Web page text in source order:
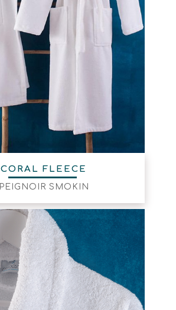
CORAL FLEECE
PEIGNOIR SMOKIN